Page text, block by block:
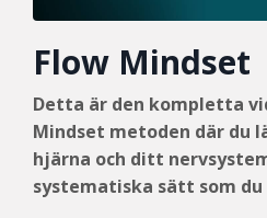
Flow Mindset
Detta är den kompletta
Mindset metoden där du
hjärna och ditt
systematiska sätt som